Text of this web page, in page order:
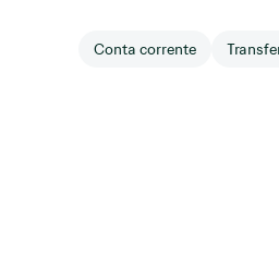
Conta corrente